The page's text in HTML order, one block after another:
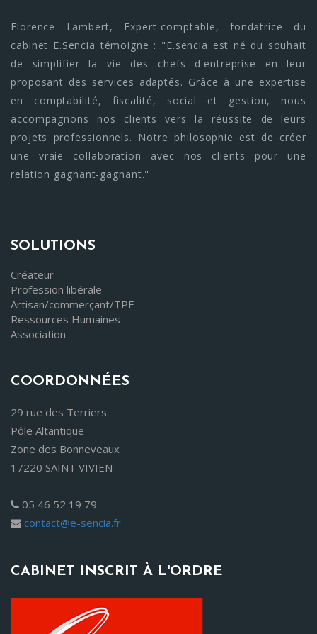
Florence Lambert, Expert-comptable, fondatrice du
cabinet E.Sencia témoigne : "E.sencia est né du souhait
de simplifier la vie des chefs d'entreprise en leur
proposant des services adaptés. Grâce à une expertise
en comptabilité, fiscalité, social et gestion, nous
accompagnons nos clients vers la réussite de leurs
projets professionnels. Notre philosophie est de créer
une vraie collaboration avec nos clients pour une
relation gagnant-gagnant."
SOLUTIONS
Créateur
Profession libérale
Artisan/commerçant/TPE
Ressources Humaines
Association
COORDONNÉES
29 rue des Terriers
Pôle Altantique
Zone des Bonneveaux
17220 SAINT VIVIEN
05 46 52 19 79
contact@e-sencia.fr
CABINET INSCRIT À L'ORDRE